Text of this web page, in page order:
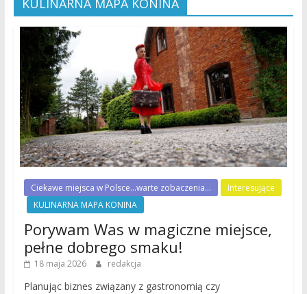
KULINARNA MAPA KONINA
Ciekawe miejsca w Polsce...warte zobaczenia...
Interesujące
KULINARNA MAPA KONINA
Porywam Was w magiczne miejsce,
pełne dobrego smaku!
18 maja 2026 redakcja
Planując biznes związany z gastronomią czy